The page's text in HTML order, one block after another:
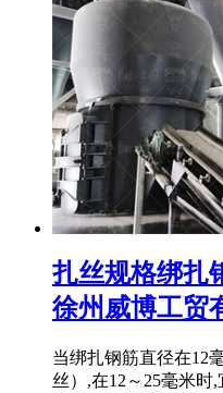
扎丝规格绑扎
徐州威博工贸
当绑扎钢筋直径在12
丝）,在12～25毫米时